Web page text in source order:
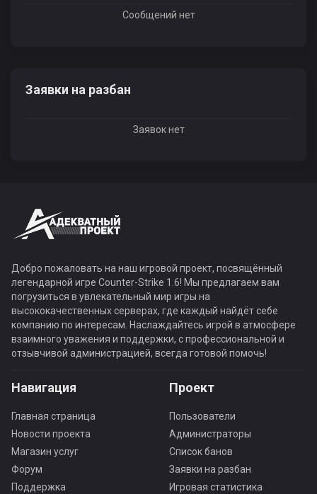
Сообщений нет
Заявки на разбан
Заявок нет
Добро пожаловать на наш игровой проект, посвящённый
легендарной игре Counter-Strike 1.6! Мы предлагаем вам
погрузиться в увлекательный мир игры на
высококачественных серверах, где каждый найдёт себе
компанию по интересам. Наслаждайтесь игрой в атмосфере
взаимного уважения и поддержки, с профессиональной и
отзывчивой администрацией, всегда готовой помочь!
Навигация
Главная страница
Новости проекта
Магазин услуг
Форум
Поддержка
Проект
Пользователи
Администраторы
Список банов
Заявки на разбан
Игровая статистика